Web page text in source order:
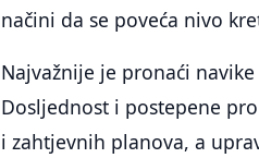
načini da se poveća nivo
Najvažnije je pronaći
Dosljednost i postepene
i zahtjevnih planova, a